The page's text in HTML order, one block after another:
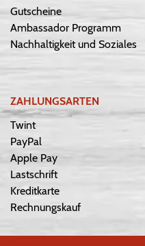
Gutscheine
Ambassador Programm
Nachhaltigkeit und Soziales
ZAHLUNGSARTEN
Twint
PayPal
Apple Pay
Lastschrift
Kreditkarte
Rechnungskauf